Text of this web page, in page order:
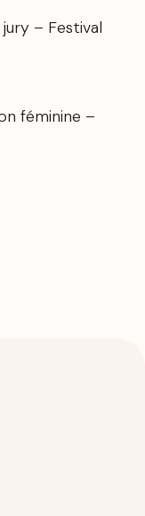
– Festival
féminine –